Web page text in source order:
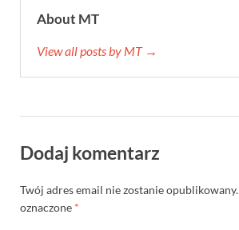
About MT
View all posts by MT →
Dodaj komentarz
Twój adres email nie zostanie opublikowany.
oznaczone *